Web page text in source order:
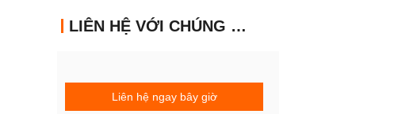
LIÊN HỆ VỚI CHÚNG TÔI
Liên hệ ngay bây giờ